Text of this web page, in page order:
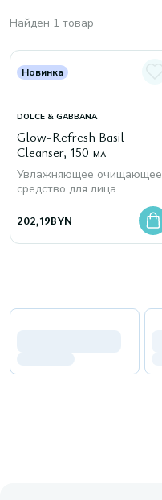
Найден 1 товар
Новинка
DOLCE & GABBANA
Glow-Refresh Basil
Cleanser, 150 мл
Увлажняющее очищающее
средство для лица
202,19BYN